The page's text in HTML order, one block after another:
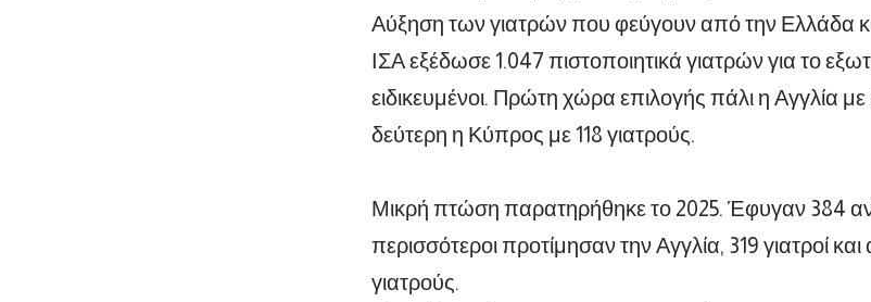
Αύξηση των γιατρών που φεύγουν από την Ελλάδα
ΙΣΑ εξέδωσε 1.047 πιστοποιητικά γιατρών για το
ειδικευμένοι. Πρώτη χώρα επιλογής πάλι η Αγγλία
δεύτερη η Κύπρος με 118 γιατρούς.
Μικρή πτώση παρατηρήθηκε το 2025. Έφυγαν 384
περισσότεροι προτίμησαν την Αγγλία, 319 γιατροί
γιατρούς.